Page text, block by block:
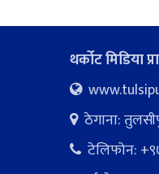
थर्कोट मिडिया
ठेगाना:
टेलिफोन: